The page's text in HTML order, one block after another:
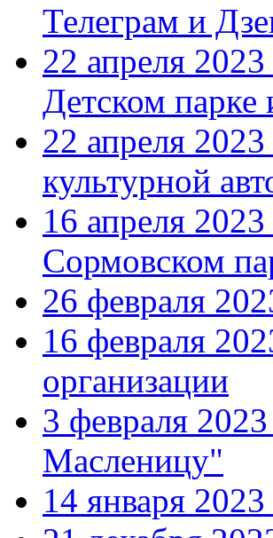
Телеграм и
22 апреля
Детском
22 апреля
культурной
16 апреля
Сормовском
26 февраля
16 февраля
организации
3 февраля
Масленицу"
14 января